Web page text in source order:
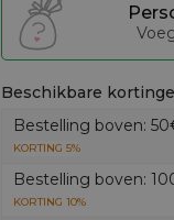
Beschikbare
Bestelling boven:
KORTING 5%
Bestelling boven:
KORTING 10%